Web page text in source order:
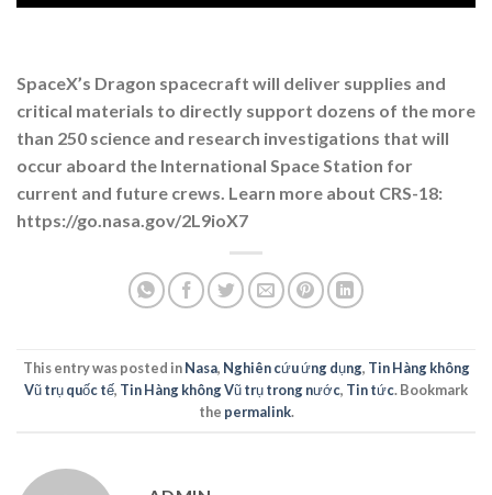
SpaceX’s Dragon spacecraft will deliver supplies and
critical materials to directly support dozens of the more
than 250 science and research investigations that will
occur aboard the International Space Station for
current and future crews. Learn more about CRS-18:
https://go.nasa.gov/2L9ioX7
This entry was posted inNasa, Nghiên cứu ứng dụng, Tin Hàng không
Vũ trụ quốc tế, Tin Hàng không Vũ trụ trong nước, Tin tức. Bookmark
the permalink.